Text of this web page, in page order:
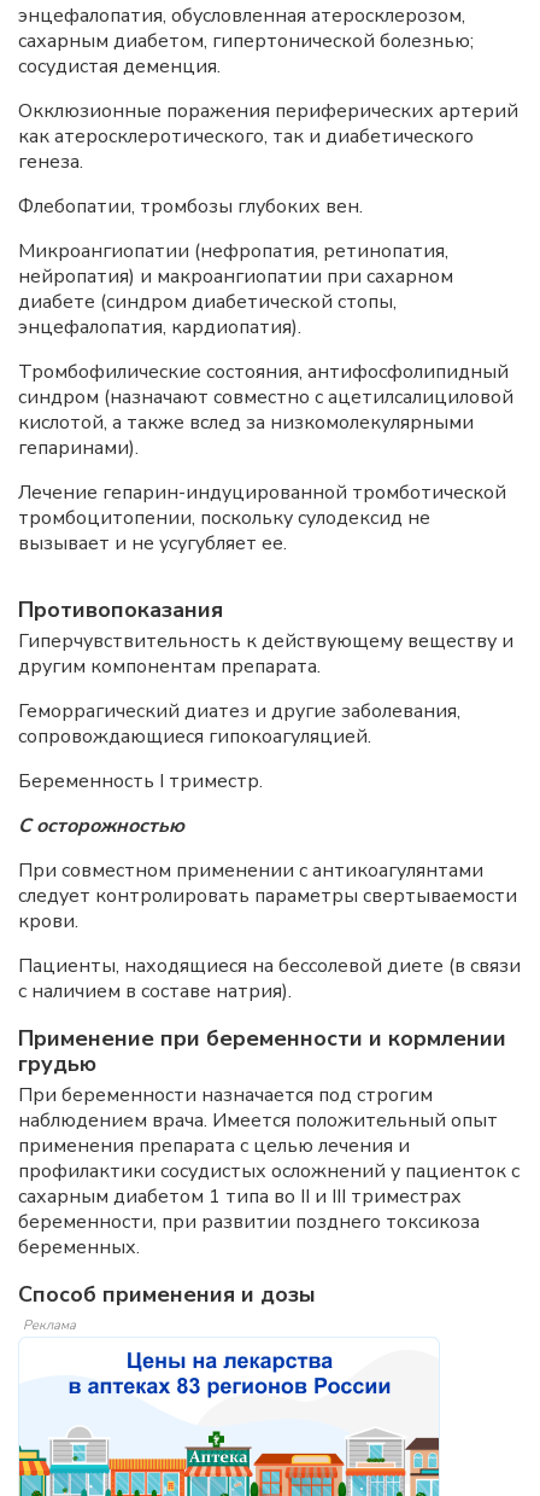
энцефалопатия, обусловленная атеросклерозом,
сахарным диабетом, гипертонической болезнью;
сосудистая деменция.
Окклюзионные поражения периферических артерий
как атеросклеротического, так и диабетического
генеза.
Флебопатии, тромбозы глубоких вен.
Микроангиопатии (нефропатия, ретинопатия,
нейропатия) и макроангиопатии при сахарном
диабете (синдром диабетической стопы,
энцефалопатия, кардиопатия).
Тромбофилические состояния, антифосфолипидный
синдром (назначают совместно с ацетилсалициловой
кислотой, а также вслед за низкомолекулярными
гепаринами).
Лечение гепарин-индуцированной тромботической
тромбоцитопении, поскольку сулодексид не
вызывает и не усугубляет ее.
Противопоказания
Гиперчувствительность к действующему веществу и
другим компонентам препарата.
Геморрагический диатез и другие заболевания,
сопровождающиеся гипокоагуляцией.
Беременность I триместр.
С осторожностью
При совместном применении с антикоагулянтами
следует контролировать параметры свертываемости
крови.
Пациенты, находящиеся на бессолевой диете (в связи
с наличием в составе натрия).
Применение при беременности и кормлении
грудью
При беременности назначается под строгим
наблюдением врача. Имеется положительный опыт
применения препарата с целью лечения и
профилактики сосудистых осложнений у пациенток с
сахарным диабетом 1 типа во II и III триместрах
беременности, при развитии позднего токсикоза
беременных.
Способ применения и дозы
Реклама